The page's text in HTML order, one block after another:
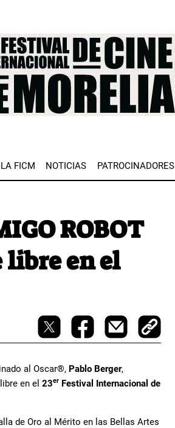
FICM NOTICIAS PATROCINADORES
ROBOT
libre en el
al Oscar®, Pablo Berger,
en el 23er Festival Internacional de
de Oro al Mérito en las Bellas Artes